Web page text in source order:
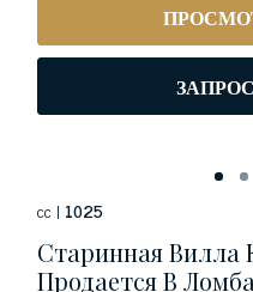
сс | 1025
Старинная Вилла
Продается В